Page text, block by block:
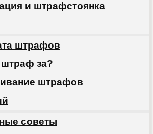
и штрафстоянка
штрафов
за?
штрафов
советы